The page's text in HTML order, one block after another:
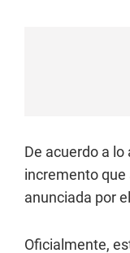
De acuerdo a
incremento que
anunciada por
Oficialmente,